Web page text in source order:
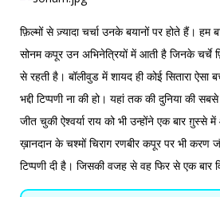
फ़िल्मों से ज़्यादा चर्चा उनके बयानों पर होते हैं।
सोनम कपूर उन अभिनेत्रियों में आती है जिनके चर्चे
से रहती है। बॉलीवुड में शायद ही कोई सितारा ऐसा
भद्दी टिप्पणी ना की हो। यहां तक की दुनिया की
जीत चुकी ऐश्वर्या राय को भी उन्होंने एक बार ग़ुस्से
ख़ानदान के चश्मों चिराग रणबीर कपूर पर भी करण
टिप्पणी दी है। जिसकी वजह से वह फिर से एक बार